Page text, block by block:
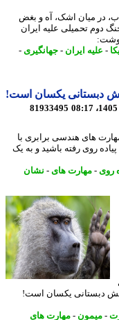
در میان اشک، آه و بغض
جنگ دوم تحمیلی علیه ایران
علیه ایران - جهانگیری-
یکسان است!
81933495
های هندسی برابری با
روی رفته باشید و به یک
-مهارت های -نشان
دبستانی یکسان است!
میمون-مهارت های